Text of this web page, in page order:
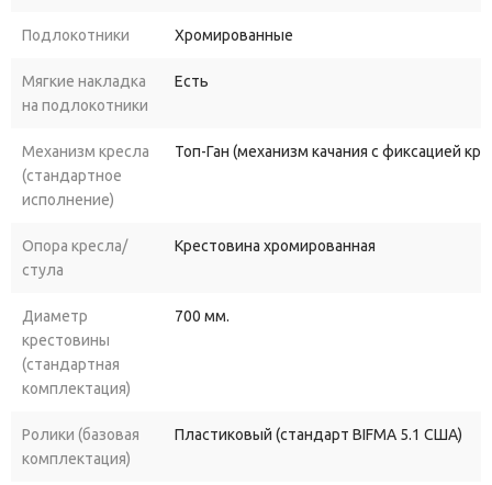
Подлокотники Хромированные
Мягкие накладка
на подлокотники
Есть
Механизм кресла
(стандартное
исполнение)
Топ-Ган (механизм качания с фиксацией
Опора кресла/
стула
Крестовина хромированная
Диаметр
крестовины
(стандартная
комплектация)
700 мм.
Ролики (базовая
комплектация)
Пластиковый (стандарт BIFMA 5.1 США)